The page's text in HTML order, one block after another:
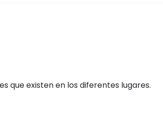
que existen en los diferentes lugares.